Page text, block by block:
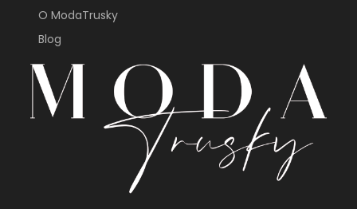
O ModaTrusky
Blog